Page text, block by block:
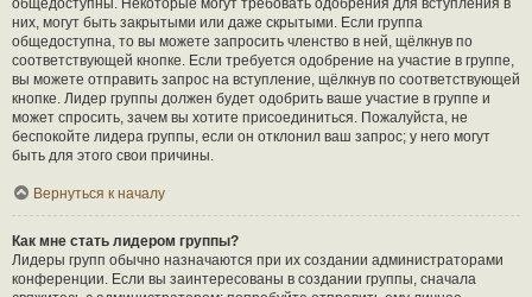
общедоступны. Некоторые могут требовать одобрения для вступления в
них, могут быть закрытыми или даже скрытыми. Если группа
общедоступна, то вы можете запросить членство в ней, щёлкнув по
соответствующей кнопке. Если требуется одобрение на участие в группе,
вы можете отправить запрос на вступление, щёлкнув по соответствующей
кнопке. Лидер группы должен будет одобрить ваше участие в группе и
может спросить, зачем вы хотите присоединиться. Пожалуйста, не
беспокойте лидера группы, если он отклонил ваш запрос; у него могут
быть для этого свои причины.
Вернуться к началу
Как мне стать лидером группы?
Лидеры групп обычно назначаются при их создании администраторами
конференции. Если вы заинтересованы в создании группы, сначала